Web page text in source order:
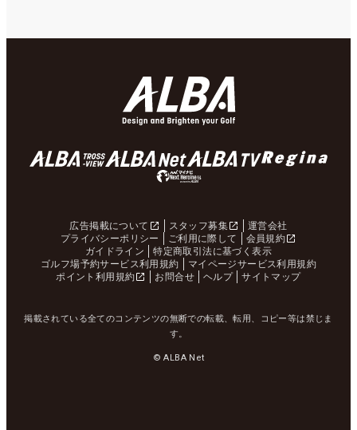
広告掲載について スタッフ募集
運営会社
プライバシーポリシー
ご利用に際して
会員規約
ガイドライン
特定商取引法に基づく表示
ゴルフ場予約サービス利用規約
マイページサービス利用規約
ポイント利用規約
お問合せ ヘルプ サイトマップ
掲載されている全てのコンテンツの無断での転載、転用、コピー等は禁じま
す。
© ALBA Net